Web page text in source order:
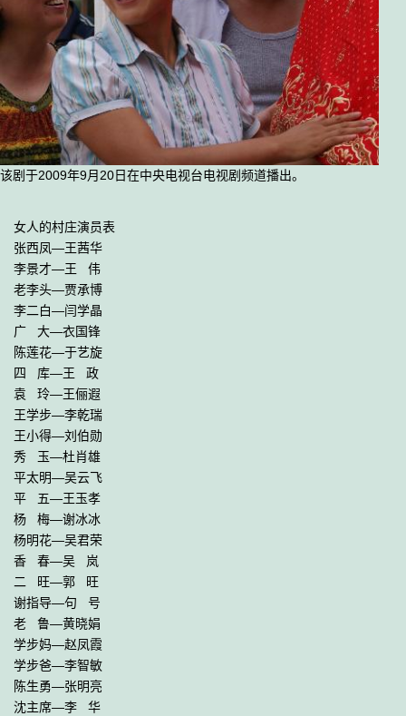
该剧于2009年9月20日在中央电视台电视剧频道播出。
女人的村庄演员表
张西凤—王茜华
李景才—王   伟
老李头—贾承博
李二白—闫学晶
广   大—衣国锋
陈莲花—于艺旋
四   库—王   政
袁   玲—王俪遐
王学步—李乾瑞
王小得—刘伯勋
秀   玉—杜肖雄
平太明—吴云飞
平   五—王玉孝
杨   梅—谢冰冰
杨明花—吴君荣
香   春—吴   岚
二   旺—郭   旺
谢指导—句   号
老   鲁—黄晓娟
学步妈—赵凤霞
学步爸—李智敏
陈生勇—张明亮
沈主席—李   华